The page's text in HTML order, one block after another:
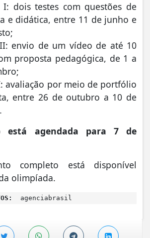
testes com questões de
e didática, entre 11 de junho e
de um vídeo de até 10
proposta pedagógica, de 1 a
por meio de portfólio
entre 26 de outubro a 10 de
está agendada para 7 de
completo está disponível
olimpíada.
agenciabrasil